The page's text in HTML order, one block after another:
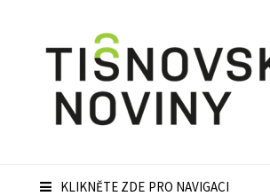
KLIKNĚTE ZDE PRO NAVIGACI